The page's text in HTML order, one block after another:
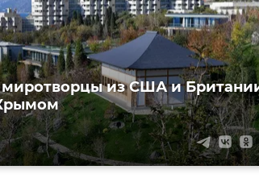
из США и